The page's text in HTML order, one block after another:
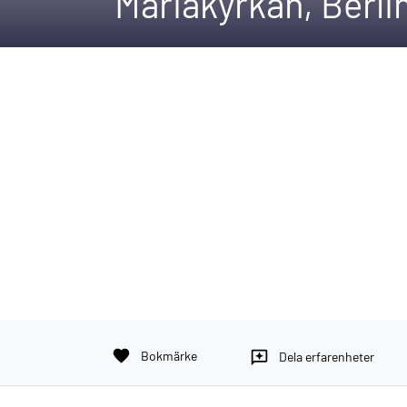
favorite Bokmärke reviews Dela erfarenheter